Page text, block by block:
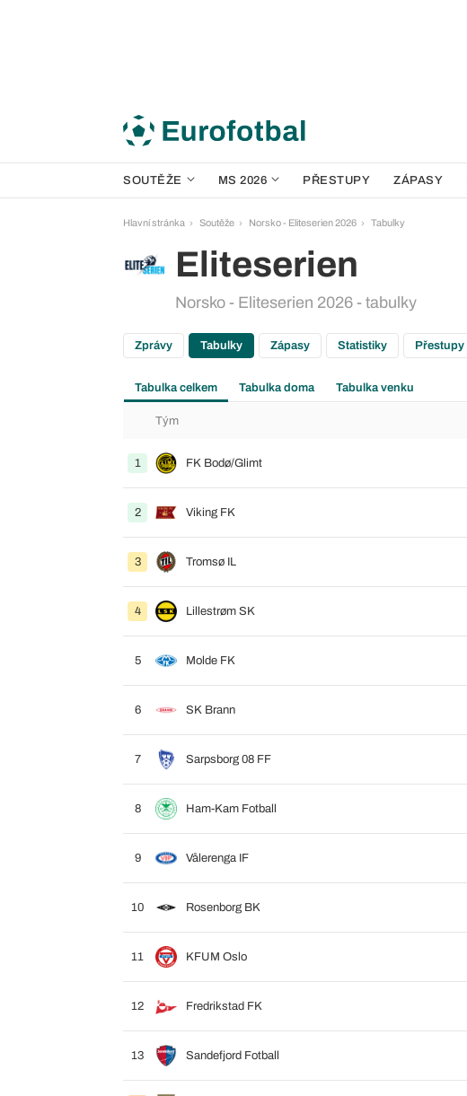
SOUTĚŽE MS 2026 PŘESTUPY ZÁPASY
Hlavní stránka Soutěže Norsko - Eliteserien 2026 Tabulky
Eliteserien
Norsko - Eliteserien 2026 - tabulky
Zprávy Tabulky Zápasy Statistiky Přestupy
Tabulka celkem Tabulka doma Tabulka venku
Tým
1 FK Bodø/Glimt
2 Viking FK
3 Tromsø IL
4 Lillestrøm SK
5 Molde FK
6 SK Brann
7 Sarpsborg 08 FF
8 Ham-Kam Fotball
9 Vålerenga IF
10 Rosenborg BK
11 KFUM Oslo
12 Fredrikstad FK
13 Sandefjord Fotball